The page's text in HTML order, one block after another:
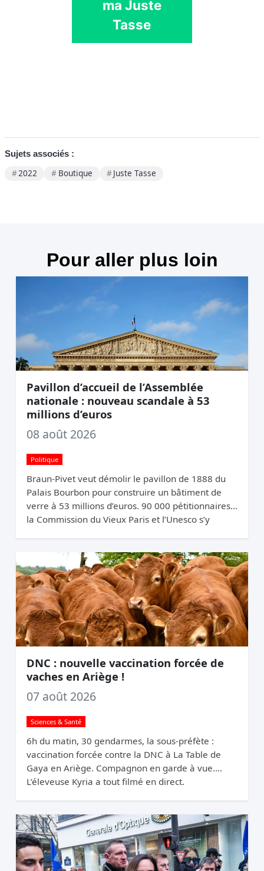
ma Juste
Tasse
Sujets associés :
2022 Boutique Juste Tasse
Pour aller plus loin
Pavillon d’accueil de l’Assemblée
nationale : nouveau scandale à 53
millions d’euros
08 août 2026
Politique
Braun-Pivet veut démolir le pavillon de 1888 du
Palais Bourbon pour construire un bâtiment de
verre à 53 millions d’euros. 90 000 pétitionnaires,
la Commission du Vieux Paris et l’Unesco s’y
DNC : nouvelle vaccination forcée de
vaches en Ariège !
07 août 2026
Sciences & Santé
6h du matin, 30 gendarmes, la sous-préfète :
vaccination forcée contre la DNC à La Table de
Gaya en Ariège. Compagnon en garde à vue.
L’éleveuse Kyria a tout filmé en direct.